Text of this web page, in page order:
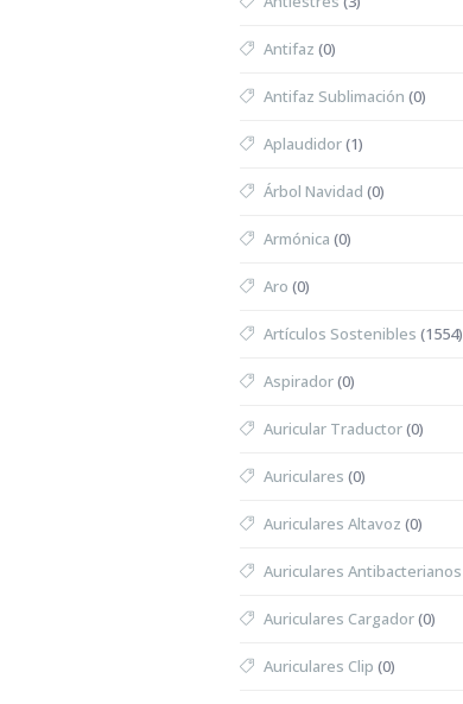
Antifaz (0)
Antifaz Sublimación (0)
Aplaudidor(1)
Árbol Navidad (0)
Armónica (0)
Aro (0)
Artículos Sostenibles (1554)
Aspirador(0)
Auricular Traductor(0)
Auriculares (0)
Auriculares Altavoz (0)
Auriculares Antibacterianos
Auriculares Cargador(0)
Auriculares Clip (0)